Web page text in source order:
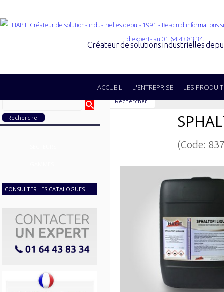
Créateur de solutions industrielles
ACCUEIL L'ENTREPRISE LES
CONSULTER LES CATALOGUES
Rechercher
(Code: